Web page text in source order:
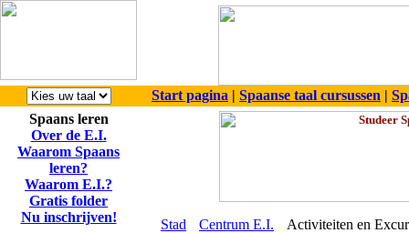
Start pagina | Spaanse taal cursussen |
Spaans leren
Over de E.I.
Waarom Spaans
leren?
Waarom E.I.?
Gratis folder
Nu inschrijven!
Stad Centrum E.I. Activiteiten en